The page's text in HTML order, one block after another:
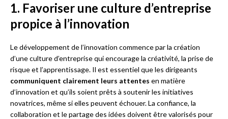
1. Favoriser une culture d’entreprise
propice à l’innovation
Le développement de l’innovation commence par la création
d’une culture d’entreprise qui encourage la créativité, la prise de
risque et l’apprentissage. Il est essentiel que les dirigeants
communiquent clairement leurs attentes en matière
d’innovation et qu’ils soient prêts à soutenir les initiatives
novatrices, même si elles peuvent échouer. La confiance, la
collaboration et le partage des idées doivent être valorisés pour